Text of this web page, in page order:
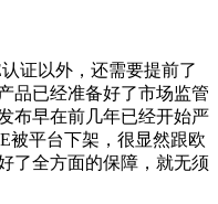
证以外，还需要提前了
品已经准备好了市场监管
布早在前几年已经开始严
被平台下架，很显然跟欧
了全方面的保障，就无须